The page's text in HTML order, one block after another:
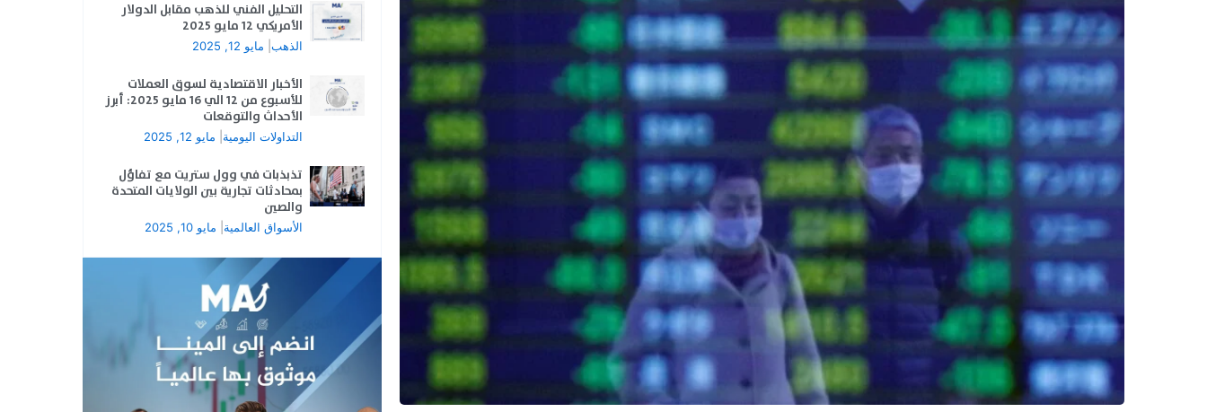
التحليل الفني للذهب مقابل الدولار
الأمريكي 12 مايو 2025
الذهب مايو 12, 2025
الأخبار الاقتصادية لسوق العملات
للأسبوع من 12 الي 16 مايو 2025: أبرز
الأحداث والتوقعات
التداولات اليومية مايو 12, 2025
تذبذبات في وول ستريت مع تفاؤل
بمحادثات تجارية بين الولايات المتحدة
والصين
الأسواق العالمية مايو 10, 2025